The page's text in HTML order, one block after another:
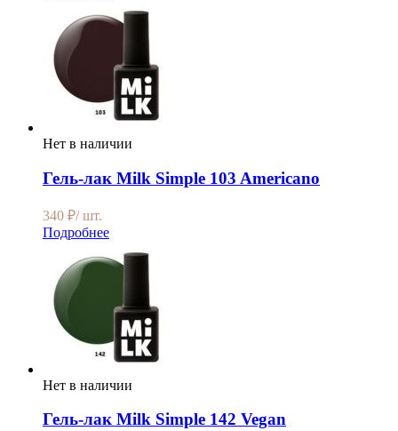
Нет в наличии
Гель-лак Milk Simple 103 Americano
340 ₽/ шт.
Подробнее
Нет в наличии
Гель-лак Milk Simple 142 Vegan